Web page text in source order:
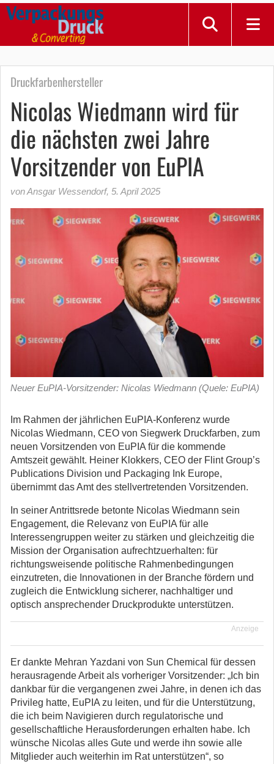
Druckfarbenhersteller
Nicolas Wiedmann wird für
die nächsten zwei Jahre
Vorsitzender von EuPIA
von Ansgar Wessendorf, 5. April 2025
Neuer EuPIA-Vorsitzender: Nicolas Wiedmann (Quele: EuPIA)
Im Rahmen der jährlichen EuPIA-Konferenz wurde
Nicolas Wiedmann, CEO von Siegwerk Druckfarben, zum
neuen Vorsitzenden von EuPIA für die kommende
Amtszeit gewählt. Heiner Klokkers, CEO der Flint Group’s
Publications Division und Packaging Ink Europe,
übernimmt das Amt des stellvertretenden Vorsitzenden.
In seiner Antrittsrede betonte Nicolas Wiedmann sein
Engagement, die Relevanz von EuPIA für alle
Interessengruppen weiter zu stärken und gleichzeitig die
Mission der Organisation aufrechtzuerhalten: für
richtungsweisende politische Rahmenbedingungen
einzutreten, die Innovationen in der Branche fördern und
zugleich die Entwicklung sicherer, nachhaltiger und
optisch ansprechender Druckprodukte unterstützen.
Anzeige
Er dankte Mehran Yazdani von Sun Chemical für dessen
herausragende Arbeit als vorheriger Vorsitzender: „Ich bin
dankbar für die vergangenen zwei Jahre, in denen ich das
Privileg hatte, EuPIA zu leiten, und für die Unterstützung,
die ich beim Navigieren durch regulatorische und
gesellschaftliche Herausforderungen erhalten habe. Ich
wünsche Nicolas alles Gute und werde ihn sowie alle
Mitglieder auch weiterhin im Rat unterstützen“, so